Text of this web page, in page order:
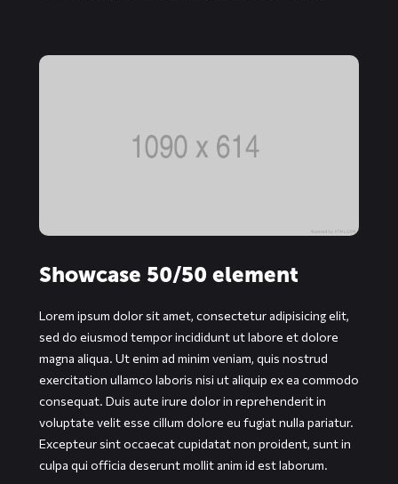
Showcase 50/50 element
Lorem ipsum dolor sit amet, consectetur adipisicing elit,
sed do eiusmod tempor incididunt ut labore et dolore
magna aliqua. Ut enim ad minim veniam, quis nostrud
exercitation ullamco laboris nisi ut aliquip ex ea commodo
consequat. Duis aute irure dolor in reprehenderit in
voluptate velit esse cillum dolore eu fugiat nulla pariatur.
Excepteur sint occaecat cupidatat non proident, sunt in
culpa qui officia deserunt mollit anim id est laborum.